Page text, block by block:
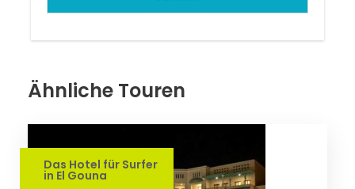
Ähnliche Touren
Das Hotel für Surfer
in El Gouna